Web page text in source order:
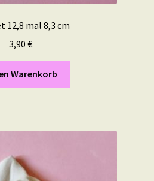
12,8 mal 8,3 cm
3,90 €
Warenkorb